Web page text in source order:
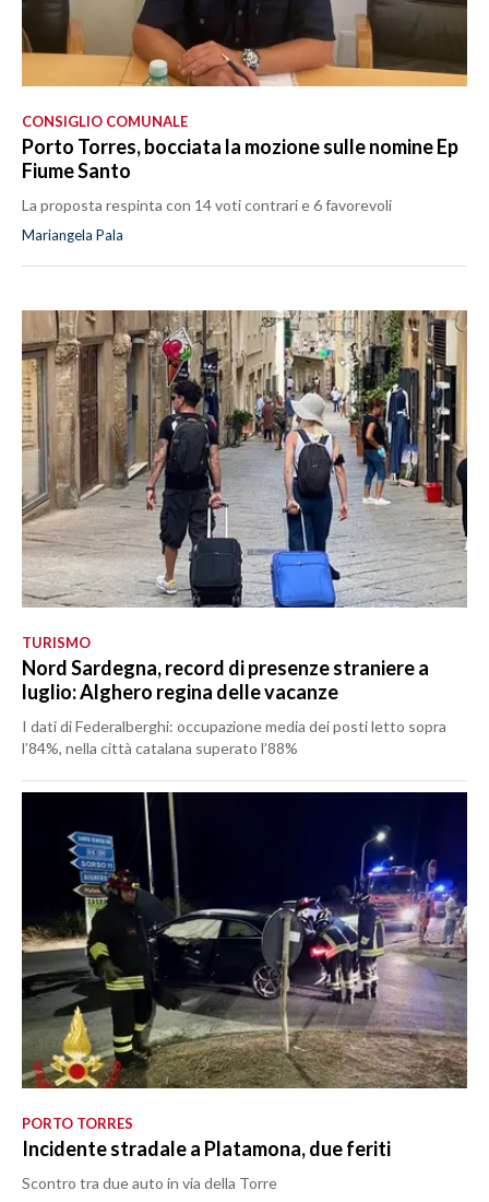
CONSIGLIO COMUNALE
Porto Torres, bocciata la mozione sulle nomine Ep
Fiume Santo
La proposta respinta con 14 voti contrari e 6 favorevoli
Mariangela Pala
TURISMO
Nord Sardegna, record di presenze straniere a
luglio: Alghero regina delle vacanze
I dati di Federalberghi: occupazione media dei posti letto sopra
l’84%, nella città catalana superato l’88%
PORTO TORRES
Incidente stradale a Platamona, due feriti
Scontro tra due auto in via della Torre